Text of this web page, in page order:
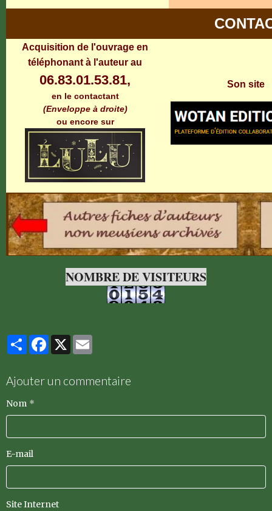
Acquisition de l'ouvrage en
téléphonant à l'auteur au
06.83.01.53.81,
en le contactant
(Enveloppe à droite)
ou encore sur
Son site
NOMBRE DE VISITEURS
PartagerFacebook
X
Ajouter un commentaire
Nom
E-mail
Site Internet